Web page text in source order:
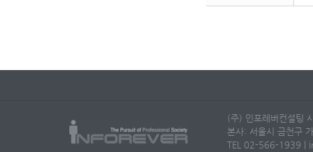
(주) 인포레버컨설팅
본사: 서울시 금천구
TEL 02-566-1939 |